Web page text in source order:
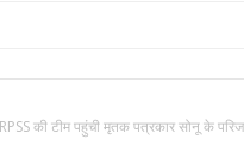
हर खबर
की टीम पहुंची मृतक पत्रकार सोनू के